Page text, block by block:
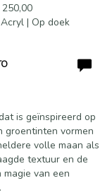
| Op doek
is geïnspireerd op
groentinten vormen
volle maan als
textuur en de
van een